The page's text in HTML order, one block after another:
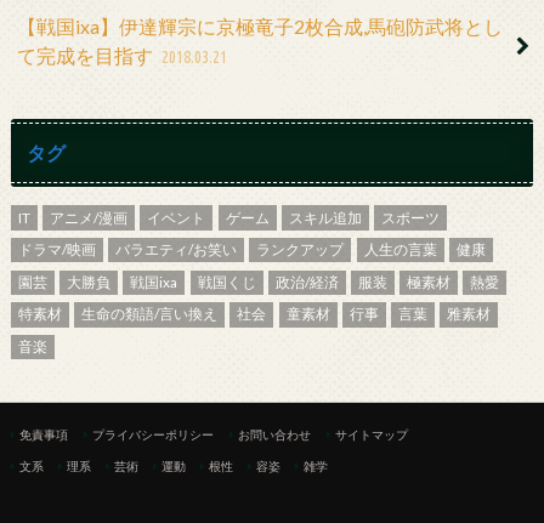
【戦国ixa】伊達輝宗に京極竜子2枚合成,馬砲防武将とし
て完成を目指す 2018.03.21
タグ
IT アニメ/漫画 イベント ゲーム スキル追加
スポーツ
ドラマ/映画
バラエティ/お笑い ランクアップ 人生の言葉
健康
園芸
大勝負 戦国ixa 戦国くじ 政治/経済 服装 極素材
熱愛
特素材
生命の類語/言い換え 社会 童素材 行事 言葉
雅素材
音楽
免責事項 プライバシーポリシー お問い合わせ サイトマップ
文系 理系 芸術 運動 根性 容姿 雑学